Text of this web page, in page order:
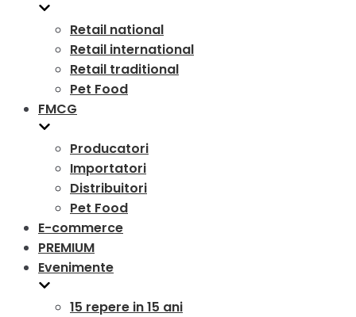
Retail national
Retail international
Retail traditional
Pet Food
FMCG
Producatori
Importatori
Distribuitori
Pet Food
E-commerce
PREMIUM
Evenimente
15 repere in 15 ani